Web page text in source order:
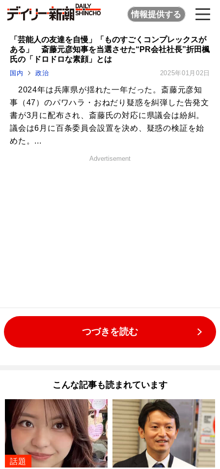
情報提供する
「芸能人の友達を自慢」「ものすごくコンプレックスが
ある」 斎藤元彦知事を当選させた“PR会社社長”折田楓
氏の「ドロドロな素顔」とは
国内 政治 2025年01月02日
2024年は兵庫県が揺れた一年だった。斎藤元彦知
事（47）のパワハラ・おねだり疑惑を糾弾した告発文
書が3月に配布され、斎藤氏の対応に県議会は紛糾。
議会は6月に百条委員会設置を決め、疑惑の検証を始
めた。...
Advertisement
つづきを読む
こんな記事も読まれています
話題